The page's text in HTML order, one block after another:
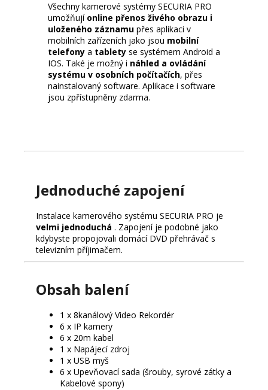
Všechny kamerové systémy SECURIA PRO
umožňují online přenos živého obrazu i
uloženého záznamu přes aplikaci v
mobilních zařízeních jako jsou mobilní
telefony a tablety se systémem Android a
IOS. Také je možný i náhled a ovládání
systému v osobních počítačích, přes
nainstalovaný software. Aplikace i software
jsou zpřístupněny zdarma.
Jednoduché zapojení
Instalace kamerového systému SECURIA PRO je
velmi jednoduchá . Zapojení je podobné jako
kdybyste propojovali domácí DVD přehrávač s
televizním příjimačem.
Obsah balení
1 x 8kanálový Video Rekordér
6 x IP kamery
6 x 20m kabel
1 x Napájecí zdroj
1 x USB myš
6 x Upevňovací sada (šrouby, syrové zátky a
Kabelové spony)